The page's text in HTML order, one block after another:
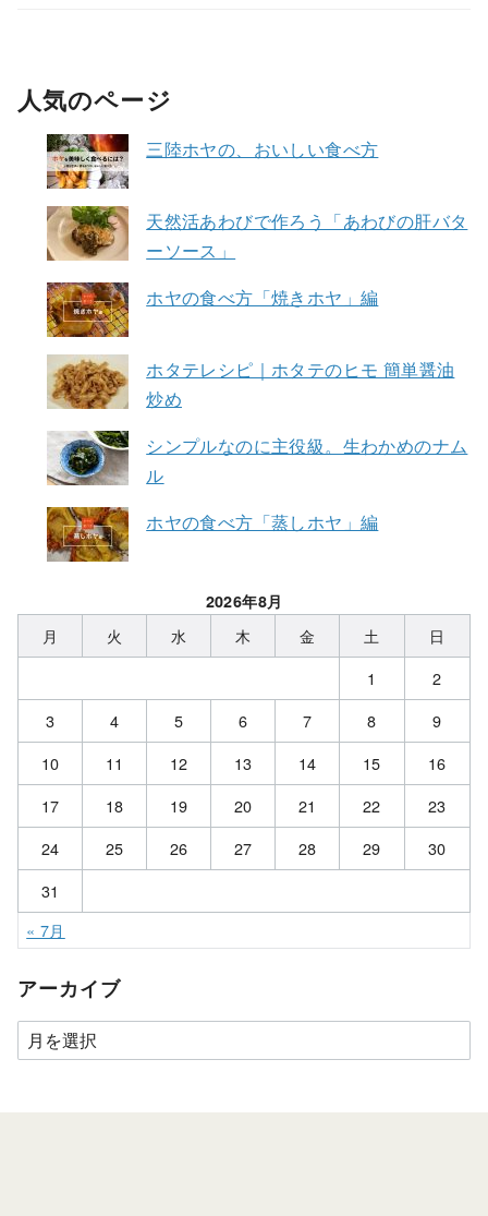
人気のページ
三陸ホヤの、おいしい食べ方
天然活あわびで作ろう「あわびの肝バタ
ーソース」
ホヤの食べ方「焼きホヤ」編
ホタテレシピ｜ホタテのヒモ 簡単醤油
炒め
シンプルなのに主役級。生わかめのナム
ル
ホヤの食べ方「蒸しホヤ」編
2026年8月
月 火 水 木 金 土
日
1
2
3
4 5 6 7 8
9
10
11 12 13 14 15
16
17
18 19 20 21 22
23
24
25 26 27 28 29
30
31
« 7月
アーカイブ
ア
ー